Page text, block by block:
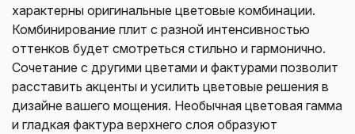
характерны оригинальные цветовые комбинации.
Комбинирование плит с разной интенсивностью
оттенков будет смотреться стильно и гармонично.
Сочетание с другими цветами и фактурами позволит
расставить акценты и усилить цветовые решения в
дизайне вашего мощения. Необычная цветовая гамма
и гладкая фактура верхнего слоя образуют